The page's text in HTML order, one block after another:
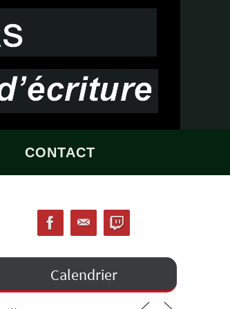
CONTACT
Calendrier